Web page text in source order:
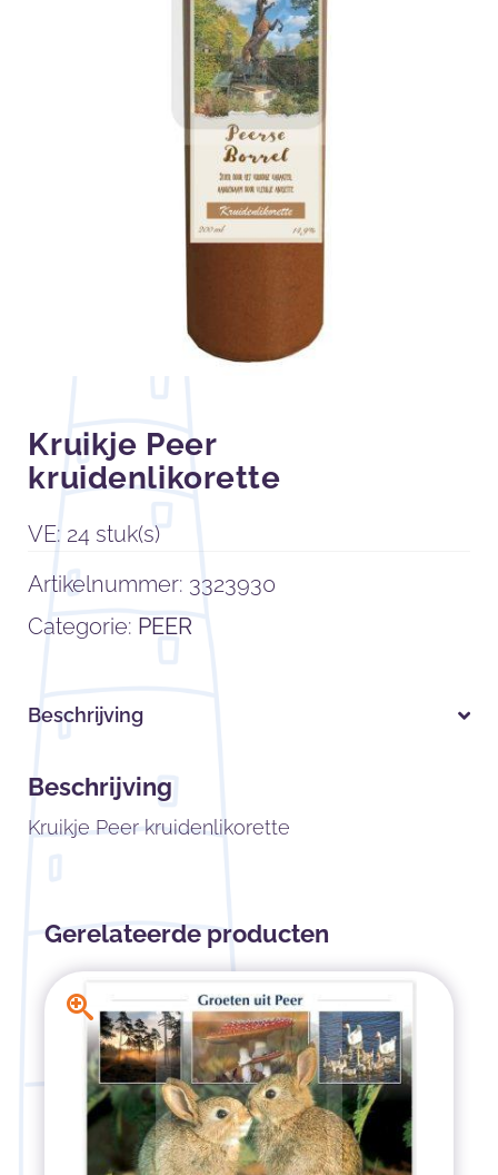
Kruikje Peer
kruidenlikorette
VE: 24 stuk(s)
Artikelnummer: 3323930
Categorie: PEER
Beschrijving
Beschrijving
Kruikje Peer kruidenlikorette
Gerelateerde producten